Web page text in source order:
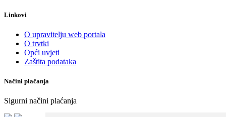
Linkovi
O upravitelju web portala
O trvtki
Opći uvjeti
Zaštita podataka
Načini plačanja
Sigurni načini plaćanja